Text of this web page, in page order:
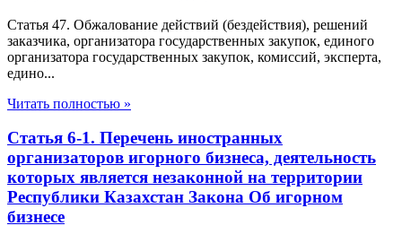
Статья 47. Обжалование действий (бездействия), решений
заказчика, организатора государственных закупок, единого
организатора государственных закупок, комиссий, эксперта,
едино...
Читать полностью »
Статья 6-1. Перечень иностранных
организаторов игорного бизнеса, деятельность
которых является незаконной на территории
Республики Казахстан Закона Об игорном
бизнесе